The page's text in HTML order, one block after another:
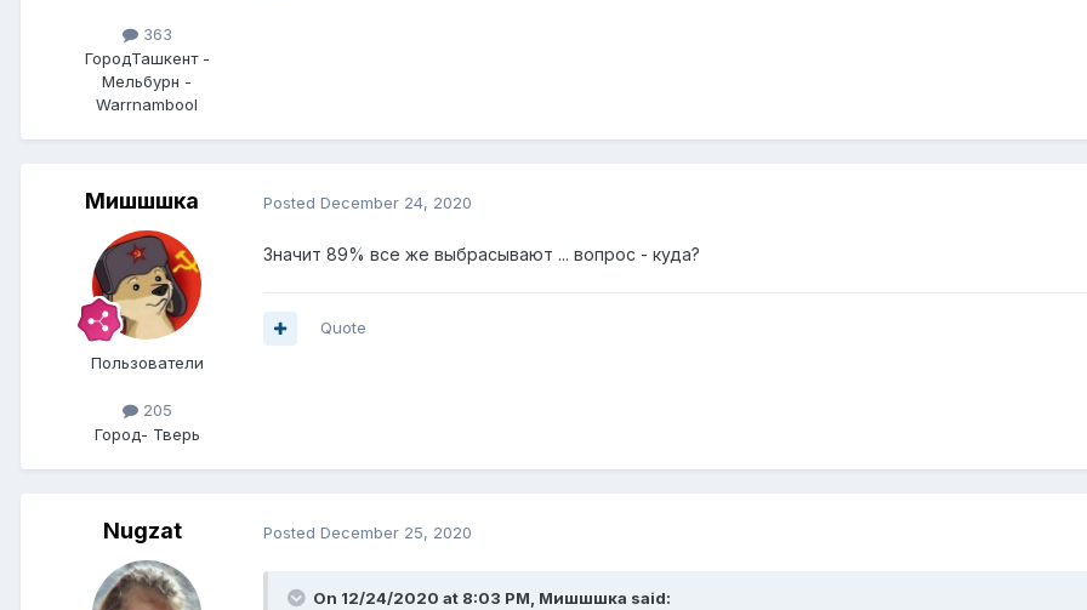
363
ГородТашкент -
Мельбурн -
Warrnambool
Мишшшка
Пользователи
205
Город- Тверь
Posted December 24, 2020
Значит 89% все же выбрасывают ... вопрос - куда?
Quote
Nugzat Posted December 25, 2020
On 12/24/2020 at 8:03 PM, Мишшшка said: